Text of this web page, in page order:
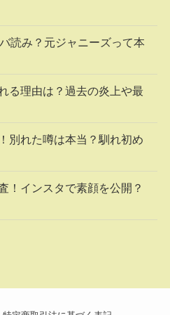
読み？元ジャニーズって本
る理由は？過去の炎上や最
別れた噂は本当？馴れ初め
！インスタで素顔を公開？